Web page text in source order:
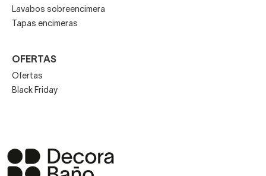
Lavabos sobreencimera
Tapas encimeras
OFERTAS
Ofertas
Black Friday